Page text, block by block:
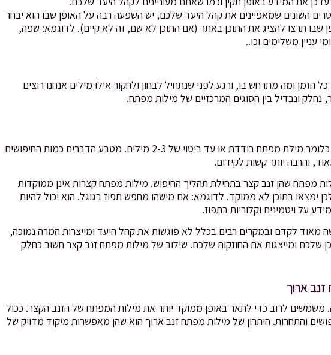
השונים שמאפיינים את קהל היעד שלכם, יש השפעה רבה על האופן שבו הוא יבחר
שבו תרצו להציג את התוכן באתר (אם התוכן לא שם, זה לא קיים). לדוגמא: שפה,
עניין משלימים וכו..
הזמן ומה מתרחש בו, ורגע לפני שנתחיל לבחון ולחקור אילו מילים אנחנו רוצים
נחלק ונבדיל בין הסוגים המרכזיים של מילות מפתח.
כמו שהשם מרמז אלו מילות מפתח קצרות, כלומר מילת מפתח בודדת או עד ביטוי של 2-3 מילים. מטבע הדברים כמות החיפושים
והרבה יותר קשות לקידום.
מפתח שהן זנב קצר בתחילת תהליך החיפוש. מילות מפתח קצרות אינן ממוקדות
ימצאו בתוכן לא ממוקד. לדוגמא: אם מישהו מחפש תפוז בגוגל. הוא יכול להיות
על ויטמינים וקלוריות בתפוז.
מאוד לקדם ובמקרים רבים בכלל לא פוגשות את קהל היעד ומייצרות המרה נמוכה,
שלכם ומייצגות את החוזקות שלכם. שילוב של מילות מפתח זנב קצר חשוב כחלק
בעלי 3 מילים מעלה. משמשים לרוב כדי לתאר באופן ממוקד יותר את מילות המפתח של הזנב הקצר. ככול
והתחרות. היתרון של מילות מפתח זנב ארוך הוא שהן מאפשרות מיקוד מדויק של